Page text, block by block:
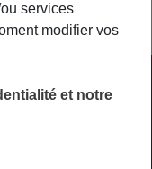
services
modifier vos
et notre